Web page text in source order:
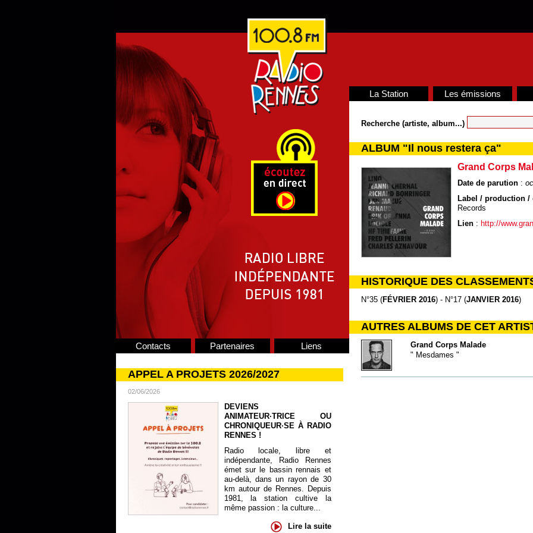
Contacts Partenaires Liens
APPEL A PROJETS 2026/2027
02/06/2026
DEVIENS
ANIMATEUR·TRICE OU
CHRONIQUEUR·SE À RADIO
RENNES !
Radio locale, libre et
indépendante, Radio Rennes
émet sur le bassin rennais et
au-delà, dans un rayon de 30
km autour de Rennes. Depuis
1981, la station cultive la
même passion : la culture...
Lire la suite
La Station Les émissions
Recherche (artiste, album...)
ALBUM "Il nous restera ça"
Grand Corps
Date de parution:
Label / production
Records
Lien: http://
HISTORIQUE DES
N°35 (FÉVRIER 2016) - N°17 (JANVIER 2016)
AUTRES ALBUMS DE CET
Grand Corps Malade
" Mesdames "